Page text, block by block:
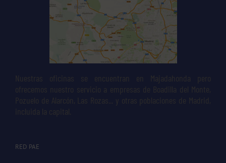
Nuestras oficinas se encuentran en Majadahonda pero
ofrecemos nuestro servicio a empresas de Boadilla del Monte,
Pozuelo de Alarcón, Las Rozas... y otras poblaciones de Madrid,
incluida la capital.
RED PAE